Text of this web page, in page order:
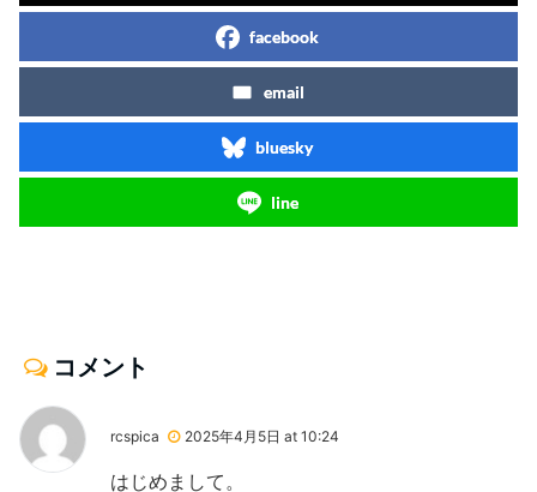
facebook
email
bluesky
line
コメント
rcspica 2025年4月5日 at 10:24
はじめまして。